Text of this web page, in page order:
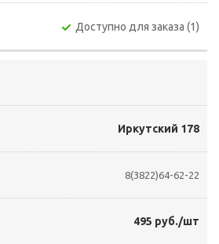
Доступно для заказа (1)
Иркутский 178
8(3822)64-62-22
495 руб./шт